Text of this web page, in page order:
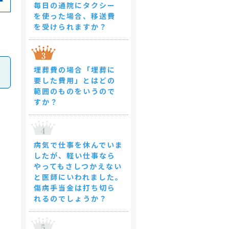
毎日の通院にタクシー
を使った場合、移送費
を受けられますか？
埋葬費の場合「埋葬に
要した費用」とはどの
範囲のものをいうので
すか？
病気で仕事を休んでいま
したが、軽い仕事なら
やってもさしつかえない
と医師にいわれました。
傷病手当金は打ち切ら
れるのでしょうか？